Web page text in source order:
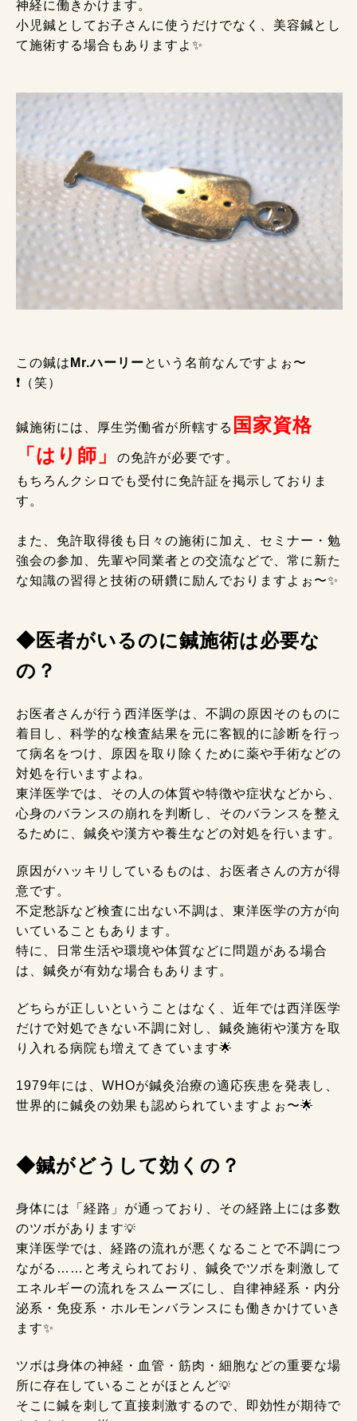
神経に働きかけます。
小児鍼としてお子さんに使うだけでなく、美容鍼とし
て施術する場合もありますよ✨
この鍼は Mr.ハーリーという名前なんですよぉ〜
❗（笑）
鍼施術には、厚生労働省が所轄する 国家資格
「はり師」
の免許が必要です。
もちろんクシロでも受付に免許証を掲示しておりま
す。
また、免許取得後も日々の施術に加え、セミナー・勉
強会の参加、先輩や同業者との交流などで、常に新た
な知識の習得と技術の研鑽に励んでおりますよぉ〜✨
◆医者がいるのに鍼施術は必要な
の？
お医者さんが行う西洋医学は、不調の原因そのものに
着目し、科学的な検査結果を元に客観的に診断を行っ
て病名をつけ、原因を取り除くために薬や手術などの
対処を行いますよね。
東洋医学では、その人の体質や特徴や症状などから、
心身のバランスの崩れを判断し、そのバランスを整え
るために、鍼灸や漢方や養生などの対処を行います。
原因がハッキリしているものは、お医者さんの方が得
意です。
不定愁訴など検査に出ない不調は、東洋医学の方が向
いていることもあります。
特に、日常生活や環境や体質などに問題がある場合
は、鍼灸が有効な場合もあります。
どちらが正しいということはなく、近年では西洋医学
だけで対処できない不調に対し、鍼灸施術や漢方を取
り入れる病院も増えてきています🌟
1979年には、WHOが鍼灸治療の適応疾患を発表し、
世界的に鍼灸の効果も認められていますよぉ〜🌟
◆鍼がどうして効くの？
身体には「経路」が通っており、その経路上には多数
のツボがあります💡
東洋医学では、経路の流れが悪くなることで不調につ
ながる……と考えられており、鍼灸でツボを刺激して
エネルギーの流れをスムーズにし、自律神経系・内分
泌系・免疫系・ホルモンバランスにも働きかけていき
ます✨
ツボは身体の神経・血管・筋肉・細胞などの重要な場
所に存在していることがほとんど💡
そこに鍼を刺して直接刺激するので、即効性が期待で